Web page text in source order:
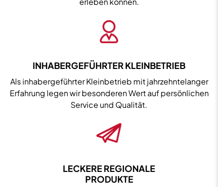
INHABERGEFÜHRTER KLEINBETRIEB
Als inhabergeführter Kleinbetrieb mit jahrzehntelanger
Erfahrung legen wir besonderen Wert auf persönlichen
Service und Qualität.
LECKERE REGIONALE
PRODUKTE